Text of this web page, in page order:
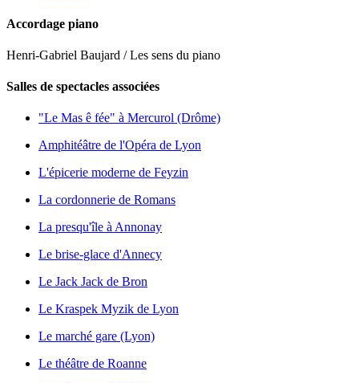
Accordage piano
Henri-Gabriel Baujard / Les sens du piano
Salles de spectacles associées
"Le Mas ê fée" à Mercurol (Drôme)
Amphitéâtre de l'Opéra de Lyon
L'épicerie moderne de Feyzin
La cordonnerie de Romans
La presqu'île à Annonay
Le brise-glace d'Annecy
Le Jack Jack de Bron
Le Kraspek Myzik de Lyon
Le marché gare (Lyon)
Le théâtre de Roanne